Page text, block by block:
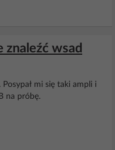
znaleźć wsad
. Posypał mi się taki ampli i
na próbę.